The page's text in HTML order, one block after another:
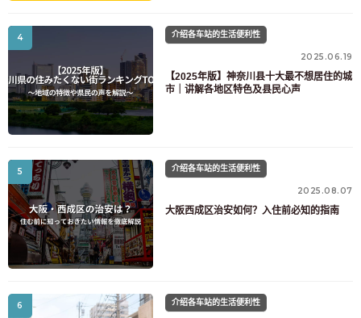
4 介绍各车站的生活便利性
2025.06.19
【2025年版】神奈川县十大最不想居住的城
市｜讲解各地区特色及县民心声
5 介绍各车站的生活便利性
2025.08.07
大阪西成区治安如何？入住前必知的指南
6 介绍各车站的生活便利性